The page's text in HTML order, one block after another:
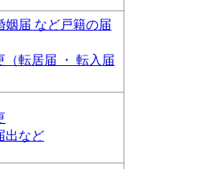
姻届 など戸籍の届
（転居届 ・ 転入届
出など